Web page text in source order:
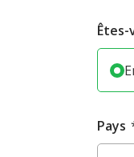
Pays